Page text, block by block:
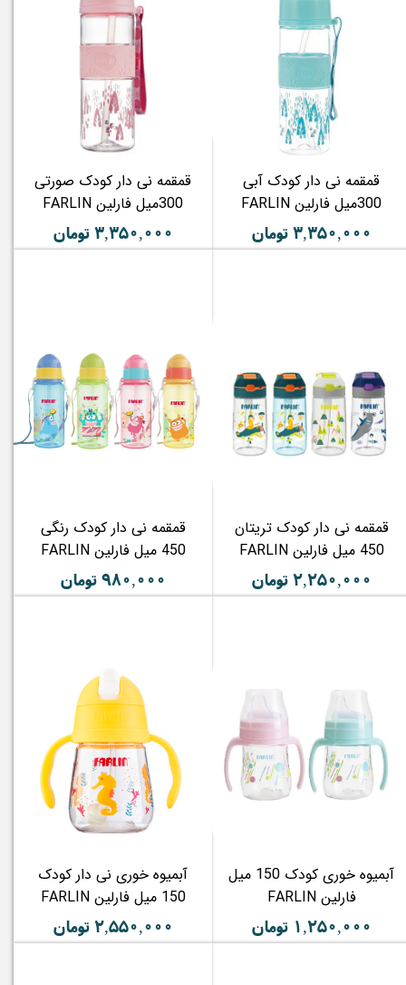
قمقمه نی دار کودک آبی
300میل فارلین FARLIN
۳,۳۵۰,۰۰۰ تومان
قمقمه نی دار کودک صورتی
300میل فارلین FARLIN
۳,۳۵۰,۰۰۰ تومان
قمقمه نی دار کودک تریتان
450 میل فارلین FARLIN
۲,۲۵۰,۰۰۰ تومان
قمقمه نی دار کودک رنگی
450 میل فارلین FARLIN
۹۸۰,۰۰۰ تومان
آبمیوه خوری کودک 150 میل
فارلین FARLIN
۱,۲۵۰,۰۰۰ تومان
آبمیوه خوری نی دار کودک
150 میل فارلین FARLIN
۲,۵۵۰,۰۰۰ تومان